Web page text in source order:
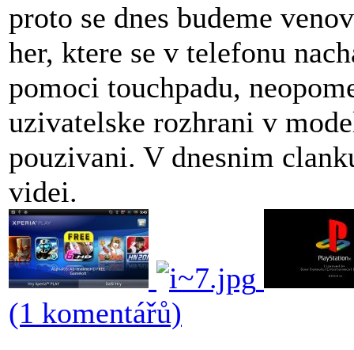
proto se dnes budeme
her, ktere se v telefonu
pomoci touchpadu,
uzivatelske rozhrani v
pouzivani. V dnesnim
videi.
(1 komentářů)